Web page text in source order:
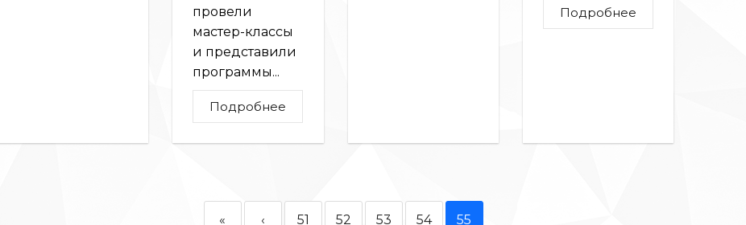
провели
мастер-классы
и представили
программы...
Подробнее
Подробнее
« ‹ 51 52 53 54 55